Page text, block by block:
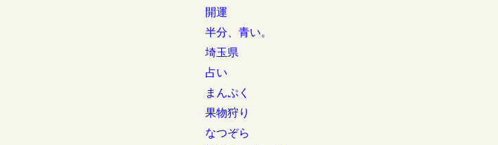
開運
半分、青い。
埼玉県
占い
まんぷく
果物狩り
なつぞら